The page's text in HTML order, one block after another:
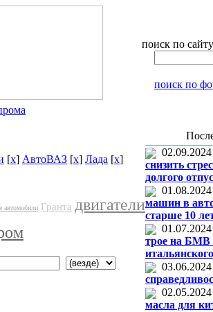
поиск по сайту
поиск по
[x] АвтоВАЗ [x] Лада [x]
автомобили Гранта двигатели
02.09.2024
снизить
долгого
01.08.2024
машин в
старше 10
01.07.2024
трое на БМВ
03.06.2024
02.05.2024
масла для